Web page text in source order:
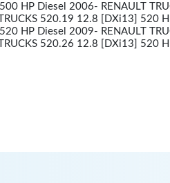
HP Diesel 2006- RENAULT
520.19 12.8 [DXi13] 520
HP Diesel 2009- RENAULT
520.26 12.8 [DXi13] 520